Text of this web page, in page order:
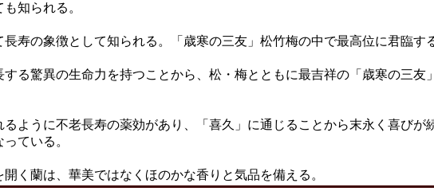
知られる。
寿の象徴として知られる。「歳寒の三友」松竹梅の中で最高位に君臨す
る驚異の生命力を持つことから、松・梅とともに最吉祥の「歳寒の三友
ように不老長寿の薬効があり、「喜久」に通じることから末永く喜びが
ている。
く蘭は、華美ではなくほのかな香りと気品を備える。